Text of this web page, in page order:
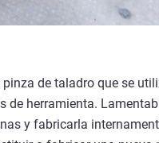
de taladro que se
herramienta.
y fabricarla